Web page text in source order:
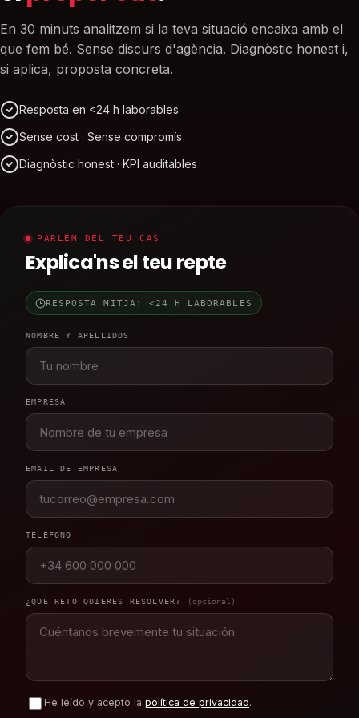
En 30 minuts analitzem si la teva situació encaixa amb el
que fem bé. Sense discurs d'agència. Diagnòstic honest i,
si aplica, proposta concreta.
Resposta en <24 h laborables
Sense cost · Sense compromís
Diagnòstic honest · KPI auditables
PARLEM DEL TEU CAS
Explica'ns el teu repte
RESPOSTA MITJA: <24 H LABORABLES
NOMBRE Y APELLIDOS
EMPRESA
EMAIL DE EMPRESA
TELÉFONO
¿QUÉ RETO QUIERES RESOLVER? (opcional)
He leído y acepto la política de privacidad.